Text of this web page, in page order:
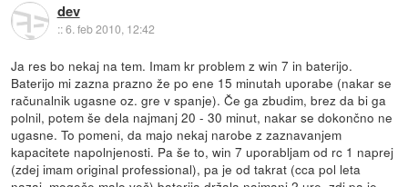
dev
::6. feb 2010, 12:42
Ja res bo nekaj na tem. Imam kr problem z win 7 in baterijo.
Baterijo mi zazna prazno že po ene 15 minutah uporabe (nakar se
računalnik ugasne oz. gre v spanje). Če ga zbudim, brez da bi ga
polnil, potem še dela najmanj 20 - 30 minut, nakar se dokončno ne
ugasne. To pomeni, da majo nekaj narobe z zaznavanjem
kapacitete napolnjenosti. Pa še to, win 7 uporabljam od rc 1 naprej
(zdej imam original professional), pa je od takrat (cca pol leta